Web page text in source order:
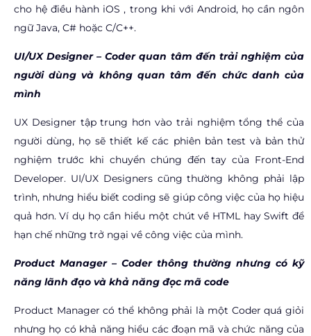
cho hệ điều hành iOS , trong khi với Android, họ cần ngôn
ngữ Java, C# hoặc C/C++.
UI/UX Designer –Coder quan tâm đến trải nghiệm của
người dùng và không quan tâm đến chức danh của
mình
UX Designer tập trung hơn vào trải nghiệm tổng thể của
người dùng, họ sẽ thiết kế các phiên bản test và bản thử
nghiệm trước khi chuyển chúng đến tay của Front-End
Developer. UI/UX Designers cũng thường không phải lập
trình, nhưng hiểu biết coding sẽ giúp công việc của họ hiệu
quả hơn. Ví dụ họ cần hiểu một chút về HTML hay Swift để
hạn chế những trở ngại về công việc của mình.
Product Manager – Coder thông thường nhưng có kỹ
năng lãnh đạo và khả năng đọc mã code
Product Manager có thể không phải là một Coder quá giỏi
nhưng họ có khả năng hiểu các đoạn mã và chức năng của